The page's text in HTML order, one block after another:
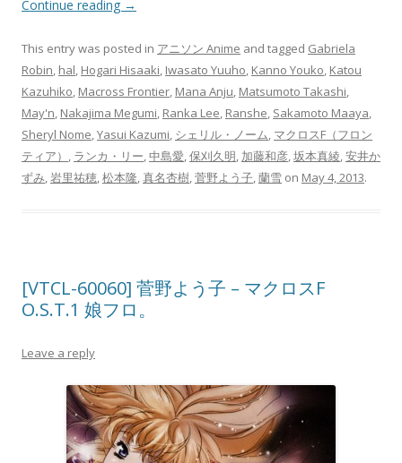
Continue reading →
This entry was posted in アニソン Anime and tagged Gabriela
Robin, hal, Hogari Hisaaki, Iwasato Yuuho, Kanno Youko, Katou
Kazuhiko, Macross Frontier, Mana Anju, Matsumoto Takashi,
May'n, Nakajima Megumi, Ranka Lee, Ranshe, Sakamoto Maaya,
Sheryl Nome,Yasui Kazumi, シェリル・ノーム, マクロスF（フロン
ティア） , ランカ・リー,中島愛,保刈久明, 加藤和彦,坂本真綾,安井か
ずみ,岩里祐穂,松本隆,真名杏樹,菅野よう子,蘭雪 on May 4, 2013.
[VTCL-60060] 菅野よう子 – マクロスF
O.S.T.1 娘フロ。
Leave a reply